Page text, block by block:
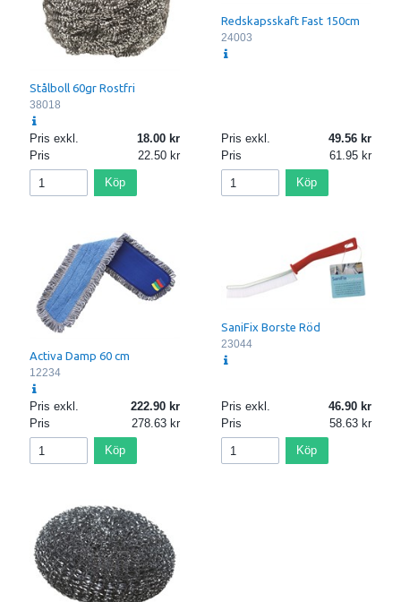
Stålboll 60gr Rostfri
38018
Pris exkl.
18.00
Pris
22.50
Köp
Redskapsskaft Fast 150cm
24003
Pris exkl.
49.56
Pris
61.95
Köp
Activa Damp 60 cm
12234
Pris exkl.
222.90
Pris
278.63
Köp
SaniFix Borste Röd
23044
Pris exkl.
46.90
Pris
58.63
Köp